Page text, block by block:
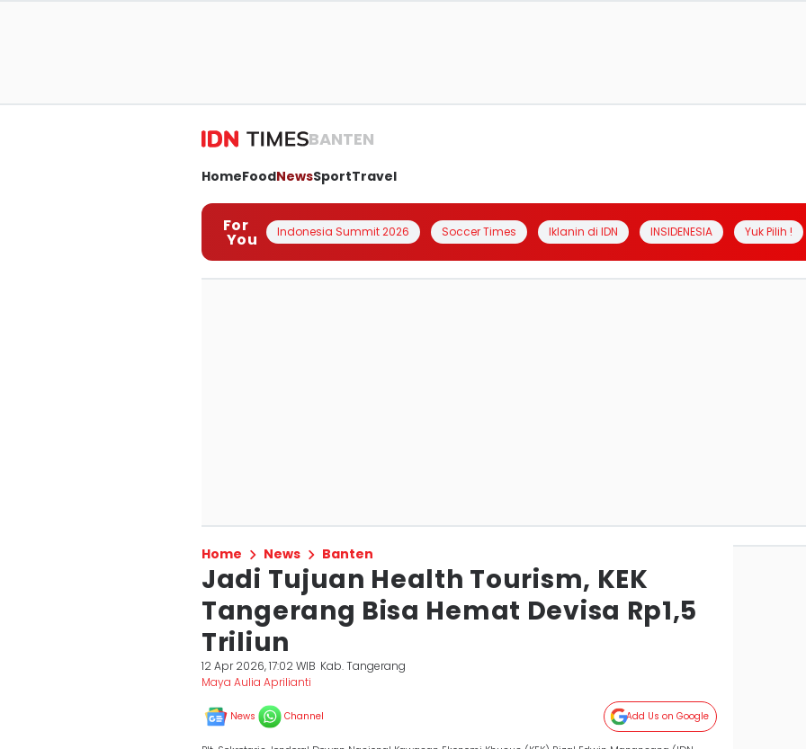
BANTEN
HomeFoodNewsSportTravel
For
You Indonesia Summit 2026 Soccer Times Iklanin di IDN INSIDENESIA Yuk Pilih !
Home News Banten
Jadi Tujuan Health Tourism, KEK
Tangerang Bisa Hemat Devisa Rp1,5
Triliun
12 Apr 2026, 17:02 WIB Kab. Tangerang
Maya Aulia Aprilianti
News Channel Add Us on Google